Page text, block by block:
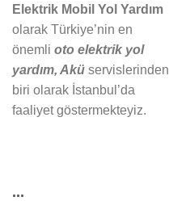
Elektrik Mobil Yol Yardım
olarak Türkiye’nin en
önemli oto elektrik yol
yardım, Akü servislerinden
biri olarak İstanbul’da
faaliyet göstermekteyiz.
...